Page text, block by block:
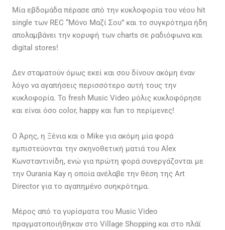
Μία εβδομάδα πέρασε από την κυκλοφορία του νέου hit
single των REC “Μόνο Μαζί Σου” και το συγκρότημα ήδη
απολαμβάνει την κορυφή των charts σε ραδιόφωνα και
digital stores!
Δεν σταματούν όμως εκεί και σου δίνουν ακόμη έναν
λόγο να αγαπήσεις περισσότερο αυτή τους την
κυκλοφορία. Το fresh Music Video μόλις κυκλοφόρησε
και είναι όσο color, happy και fun το περίμενες!
Ο Άρης, η Ξένια και ο Mike για ακόμη μία φορά
εμπιστεύονται την σκηνοθετική ματιά του Alex
Κωνσταντινίδη, ενώ για πρώτη φορά συνεργάζονται με
την Ourania Kay η οποία ανέλαβε την θέση της Art
Director για το αγαπημένο συηκρότημα.
Μέρος από τα γυρίσματα του Music Video
πραγματοποιήθηκαν στο Village Shopping και στο πλάϊ